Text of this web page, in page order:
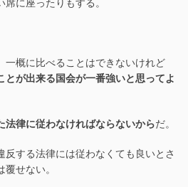
一概に比べることはできないけれど
とが出来る国会が一番強いと思ってよ
法律に従わなければならないからだ。
する法律には従わなくても良いとさ
せない。